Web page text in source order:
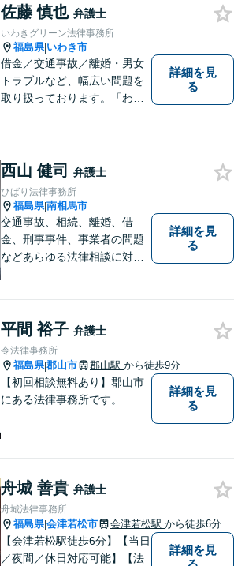
佐藤 慎也 弁護士
いわきグリーン法律事務所
福島県|いわき市
借金／交通事故／離婚・男女
トラブルなど、幅広い問題を
取り扱っております。「わか
ります。【無料駐車場あり】
詳細を見
る
西山 健司 弁護士
ひばり法律事務所
福島県|南相馬市
交通事故、相続、離婚、借
金、刑事事件、事業者の問題
などあらゆる法律相談に対応
ごとがありましたら、まずは
ご相談ください。
詳細を見
る
平間 裕子 弁護士
令法律事務所
福島県|郡山市 郡山駅 から徒歩9分
【初回相談無料あり】郡山市
にある法律事務所です。
詳細を見
る
舟城 善貴 弁護士
舟城法律事務所
福島県|会津若松市 会津若松駅 から徒歩6分
【会津若松駅徒歩6分】【当日
／夜間／休日対応可能】【法
詳細を見